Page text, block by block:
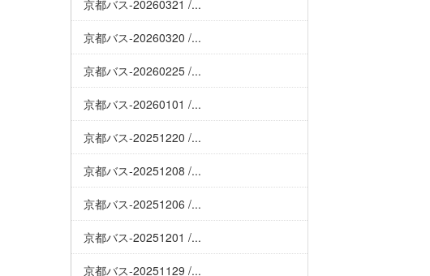
京都バス-20260321 /...
京都バス-20260320 /...
京都バス-20260225 /...
京都バス-20260101 /...
京都バス-20251220 /...
京都バス-20251208 /...
京都バス-20251206 /...
京都バス-20251201 /...
京都バス-20251129 /...